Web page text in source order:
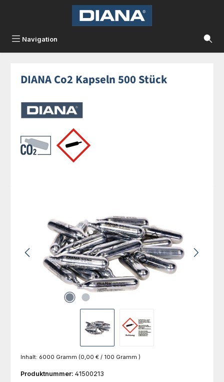
Zum Hauptinhalt springen
Navigation
DIANA Co2 Kapseln 500 Stück
Inhalt: 6000 Gramm (0,00 € / 100 Gramm )
Produktnummer: 41500213